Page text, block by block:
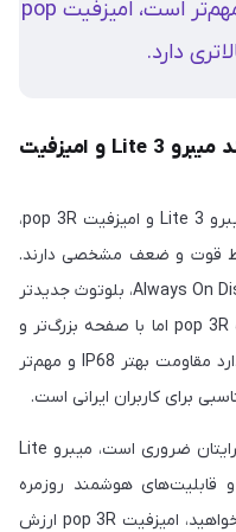
هوا و Find My Phone برایتان مهم‌تر است، امیزفیت pop
جمع‌بندی مقایسه ساعت هوشمند میبرو Lite 3 و امیزفیت
در پایان این مقایسه ساعت هوشمند میبرو Lite 3 و امیزفیت pop 3R،
قوت و ضعف مشخصی دارند.
میبرو Lite 3 در نمایشگر با قابلیت Always On Display، بلوتوث جدیدتر
۵.۳ و حسگر SpO2 برتری دارد. امیزفیت pop 3R اما با صفحه بزرگ‌تر و
باکیفیت‌تر، باتری با ظرفیت بالاتر، استاندارد مقاومت بهتر IP68 و مهم‌تر
برای کاربران ایرانی است.
اگر شنا می‌کنید و پایش اکسیژن خون برایتان ضروری است، میبرو Lite
قابلیت‌های هوشمند روزمره
برایتان اولویت دارد و صفحه بزرگ‌تر می‌خواهید، امیزفیت pop 3R ارزش